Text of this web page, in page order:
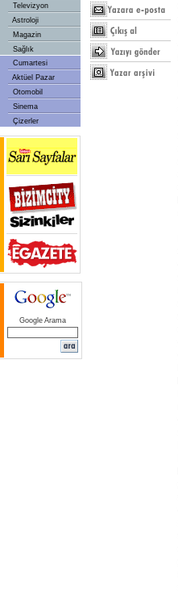
Televizyon
Astroloji
Magazin
Sağlık
Cumartesi
Aktüel Pazar
Otomobil
Sinema
Çizerler
Google Arama